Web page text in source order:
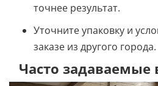
точнее результат.
Уточните упаковку и
заказе из другого города.
Часто задаваемые